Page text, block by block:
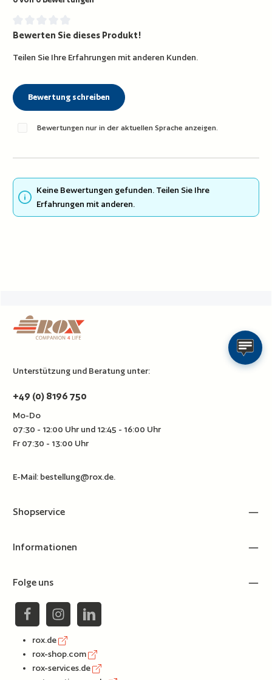
Durchschnittliche Bewertung von 0 von 5 Sternen
Bewerten Sie dieses Produkt!
Teilen Sie Ihre Erfahrungen mit anderen Kunden.
Bewertung schreiben
Bewertungen nur in der aktuellen Sprache anzeigen.
Keine Bewertungen gefunden. Teilen Sie Ihre
Erfahrungen mit anderen.
Unterstützung und Beratung unter:
+49 (0) 8196 750
Mo-Do
07:30 - 12:00 Uhr und 12:45 - 16:00 Uhr
Fr 07:30 - 13:00 Uhr
E-Mail: bestellung@rox.de.
Shopservice
Informationen
Folge uns
rox.de
rox-shop.com
rox-services.de